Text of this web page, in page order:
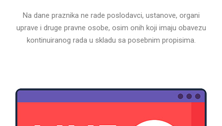
Na dane praznika ne rade poslodavci, ustanove, organi
uprave i druge pravne osobe, osim onih koji imaju obavezu
kontinuiranog rada u skladu sa posebnim propisima.